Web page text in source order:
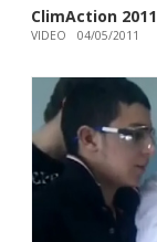
ClimAction
VIDEO 04/05/2011